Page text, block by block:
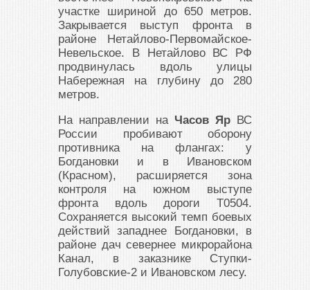
участке шириной до 650 метров.
Закрывается выступ фронта в
районе Нетайлово-Первомайское-
Невельское. В Нетайлово ВС РФ
продвинулась вдоль улицы
Набережная на глубину до 280
метров.
На направлении на Часов Яр ВС
России пробивают оборону
противника на флангах: у
Богдановки и в Ивановском
(Красном), расширяется зона
контроля на южном выступе
фронта вдоль дороги Т0504.
Сохраняется высокий темп боевых
действий западнее Богдановки, в
районе дач севернее микрорайона
Канал, в заказнике Ступки-
Голубовские-2 и Ивановском лесу.